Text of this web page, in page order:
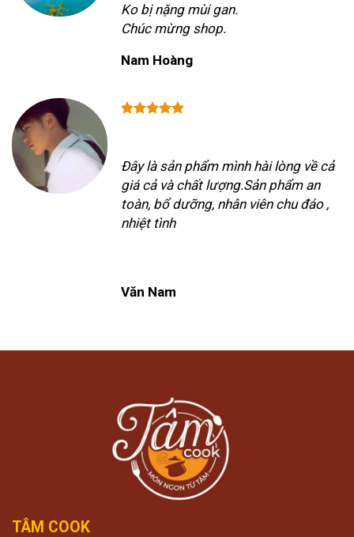
Ko bị nặng mùi gan.
Chúc mừng shop.
Nam Hoàng
Đây là sản phẩm mình hài lòng về cả
giá cả và chất lượng.Sản phẩm an
toàn, bổ dưỡng, nhân viên chu đáo ,
nhiệt tình
Văn Nam
TÂM COOK